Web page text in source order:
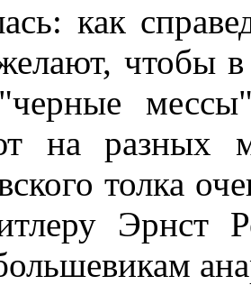
как
чтобы в
на разных
толка
Эрнст